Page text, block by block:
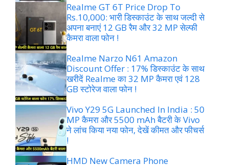
Realme GT 6T Price Drop To
Rs.10,000: भारी डिस्काउंट के साथ जल्दी से
अपना बनाएं 12 GB रैम और 32 MP सेल्फी
कैमरा वाला फोन !
Realme Narzo N61 Amazon
Discount Offer : 17% डिस्काउंट के साथ
खरीदें Realme का 32 MP कैमरा एवं 128
GB स्टोरेज वाला फोन !
Vivo Y29 5G Launched In India : 50
MP कैमरा और 5500 mAh बैटरी के Vivo
ने लांच किया नया फोन, देखें कीमत और फीचर्स
!
HMD New Camera Phone